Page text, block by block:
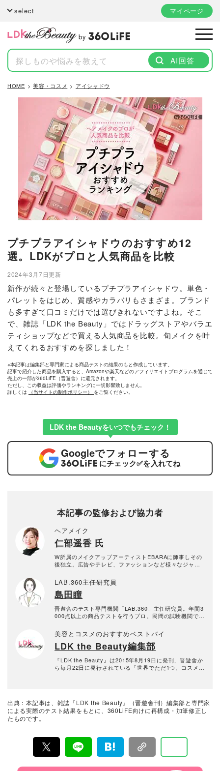
select マイページ
by
AI回答
HOME 美容・コスメ アイシャドウ
プチプラアイシャドウのおすすめ12
選。LDKがプロと人気商品を比較
2024年3月7日更新
新作が続々と登場しているプチプラアイシャドウ。単色・
パレットをはじめ、質感やカラバリもさまざま。ブランド
も多すぎて口コミだけでは選びきれないですよね。そこ
で、雑誌「LDK the Beauty」ではドラッグストアやバラエ
ティショップなどで買える人気商品を比較。旬メイクを叶
えてくれるおすすめを探しました！
※本記事は編集部と専門家による商品テストの結果のもと作成しています。
記事で紹介した商品を購入すると、Amazonや楽天などのアフィリエイトプログラムを通じて
売上の一部が360LiFE（晋遊舎）に還元されます。
ただし、この収益は評価やランキングに一切影響致しません。
詳しくは
（当サイトの制作ポリシー） をご覧ください。
LDK the Beautyをいつでもチェック！
Googleでフォローする
にチェック✅を入れてね
本記事の監修および協力者
ヘアメイク
仁部遥香 氏
W所属のメイクアップアーティストEBARAに師事しその
後独立。広告やテレビ、ファッションなど様々なジャン
クはもちろん花やペイントを活用したアートメイクも得
意とする。
LAB.360主任研究員
島田瞳
晋遊舎のテスト専門機関「LAB.360」主任研究員。年間3
000点以上の商品テストを行うプロ。民間の試験機関でス
の試験に約15年携わり、ヒト肌に関わる計測・評価を行
う。メーカーや出版社からの依頼試験に従事し、ユニー
クなビジュアル性を伴う分かりやすい評価作成に努め、
業界の発展に寄与。消費者目線で実使用に則した手法・
評価を心がけている。
美容とコスメのおすすめベストバイ
LDK the Beauty編集部
『LDK the Beauty』は2015年8月19日に発刊、晋遊舎か
ら毎月22日に発行されている「世界でただ1つ、コスメを
ディアで情報を発信中。姉妹誌であるテストする女性誌
『LDK』と同様、メーカーに忖度する事なく、編集部と
出典：本記事は、雑誌『LDK the Beauty』（晋遊舎刊）編集部と専門家
による実際のテスト結果をもとに、360LiFE向けに再構成・加筆修正し
たものです。